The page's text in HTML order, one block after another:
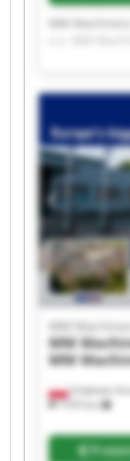
MM
Z o.o. MM
Machinery Sp.
MM
o.o. MM
Z o.o. MM
Sp. Z o.o. MM
Machinery
MM
o.o.
Smętowo
1’070 km
MM
MM
MM